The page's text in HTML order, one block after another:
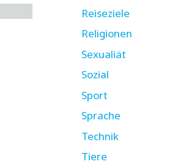
Reiseziele
Religionen
Sexualiät
Sozial
Sport
Sprache
Technik
Tiere